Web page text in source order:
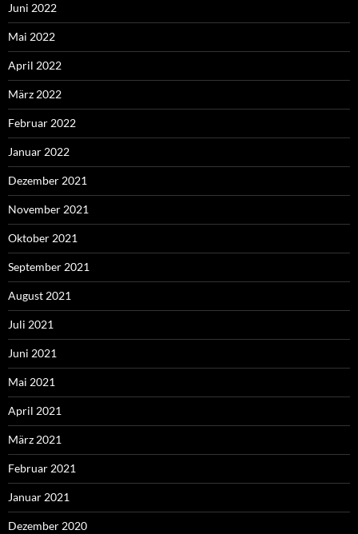
Juni 2022
Mai 2022
April 2022
März 2022
Februar 2022
Januar 2022
Dezember 2021
November 2021
Oktober 2021
September 2021
August 2021
Juli 2021
Juni 2021
Mai 2021
April 2021
März 2021
Februar 2021
Januar 2021
Dezember 2020